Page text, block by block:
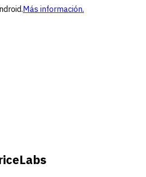
Más información.